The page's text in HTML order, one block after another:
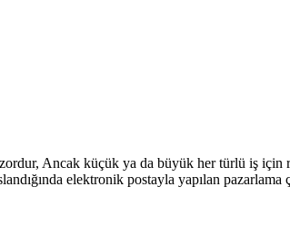
Ancak küçük ya da büyük her türlü iş için
elektronik postayla yapılan pazarlama